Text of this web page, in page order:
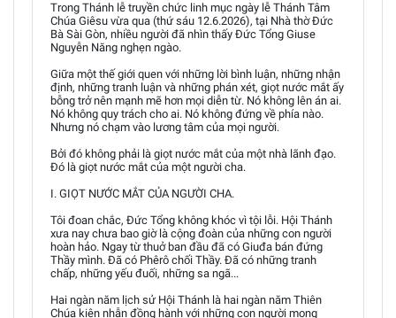
Trong Thánh lễ truyền chức linh mục ngày lễ Thánh Tâm
Chúa Giêsu vừa qua (thứ sáu 12.6.2026), tại Nhà thờ Đức
Bà Sài Gòn, nhiều người đã nhìn thấy Đức Tổng Giuse
Nguyễn Năng nghẹn ngào.
Giữa một thế giới quen với những lời bình luận, những nhận
định, những tranh luận và những phán xét, giọt nước mắt ấy
bỗng trở nên mạnh mẽ hơn mọi diễn từ. Nó không lên án ai.
Nó không quy trách cho ai. Nó không đứng về phía nào.
Nhưng nó chạm vào lương tâm của mọi người.
Bởi đó không phải là giọt nước mắt của một nhà lãnh đạo.
Đó là giọt nước mắt của một người cha.
I. GIỌT NƯỚC MẮT CỦA NGƯỜI CHA.
Tôi đoan chắc, Đức Tổng không khóc vì tội lỗi. Hội Thánh
xưa nay chưa bao giờ là cộng đoàn của những con người
hoàn hảo. Ngay từ thuở ban đầu đã có Giuđa bán đứng
Thầy mình. Đã có Phêrô chối Thầy. Đã có những tranh
chấp, những yếu đuối, những sa ngã...
Hai ngàn năm lịch sử Hội Thánh là hai ngàn năm Thiên
Chúa kiên nhẫn đồng hành với những con người mong